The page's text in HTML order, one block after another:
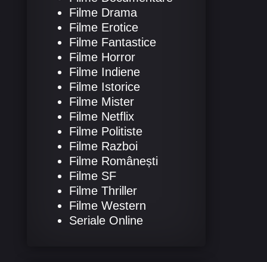
Filme Drama
Filme Erotice
Filme Fantastice
Filme Horror
Filme Indiene
Filme Istorice
Filme Mister
Filme Netflix
Filme Politiste
Filme Razboi
Filme Românești
Filme SF
Filme Thriller
Filme Western
Seriale Online